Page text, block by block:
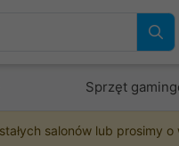
Sprzęt
salonów lub prosimy